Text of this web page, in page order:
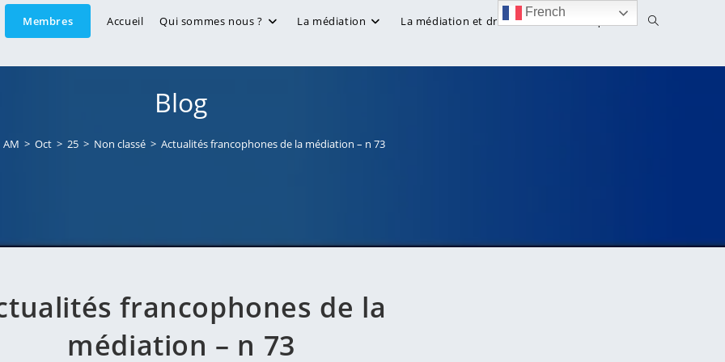
Membres Accueil Qui sommes nous ? La médiation La médiation et droit Bibliothèque Toggle
website
Blog
AM > Oct > 25 > Non classé > Actualités francophones de la médiation – n 73
francophones de la
médiation – n 73
French